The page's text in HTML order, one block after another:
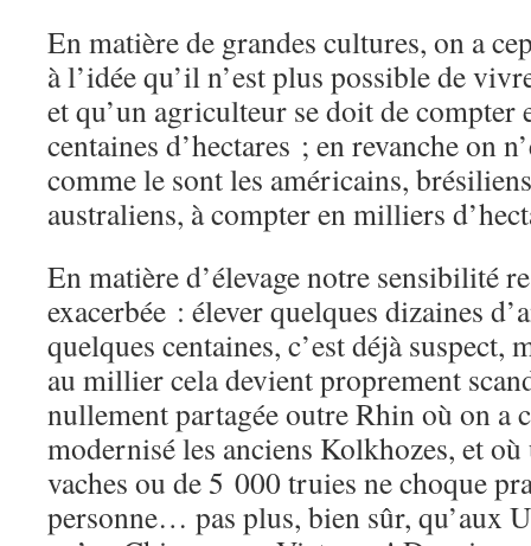
En matière de grandes cultures, on a
à l’idée qu’il n’est plus possible de
et qu’un agriculteur se doit de compter
centaines d’hectares ; en revanche on
comme le sont les américains,
australiens, à compter en milliers
En matière d’élevage notre sensibilité
exacerbée : élever quelques dizaines
quelques centaines, c’est déjà suspect,
au millier cela devient proprement
nullement partagée outre Rhin où on a
modernisé les anciens Kolkhozes, et
vaches ou de 5 000 truies ne choque
personne… pas plus, bien sûr, qu’aux